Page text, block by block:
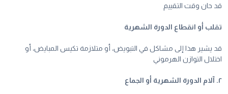
قد حان وقت التقييم
تقلب أو انقطاع الدورة الشهرية
قد يشير هذا إلى مشاكل في التبويض، أو متلازمة تكيس المبايض، أو
اختلال التوازن الهرموني
٢. آلام الدورة الشهرية أو الجماع